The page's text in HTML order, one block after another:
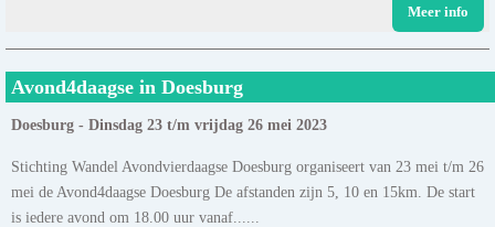
Meer info
Avond4daagse in Doesburg
Doesburg - Dinsdag 23 t/m vrijdag 26 mei 2023
Stichting Wandel Avondvierdaagse Doesburg organiseert van 23 mei t/m 26
mei de Avond4daagse Doesburg De afstanden zijn 5, 10 en 15km. De start
is iedere avond om 18.00 uur vanaf......